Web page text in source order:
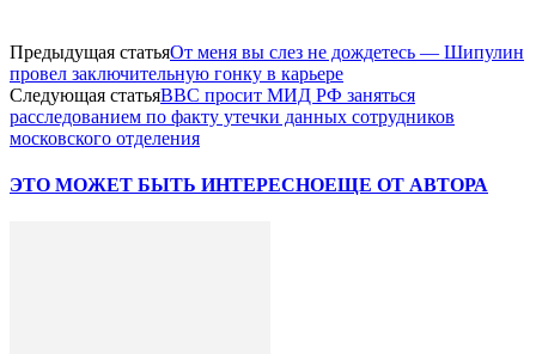
Предыдущая статьяОт меня вы слез не дождетесь — Шипулин
провел заключительную гонку в карьере
Следующая статьяВВС просит МИД РФ заняться
расследованием по факту утечки данных сотрудников
московского отделения
ЭТО МОЖЕТ БЫТЬ ИНТЕРЕСНОЕЩЕ ОТ АВТОРА